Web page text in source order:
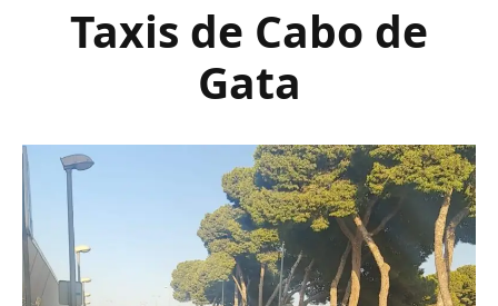
Taxis de Cabo de
Gata